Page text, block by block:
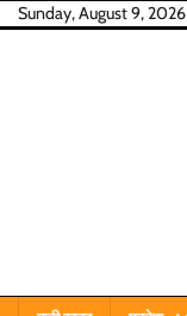
SkipSunday, August 9, 2026